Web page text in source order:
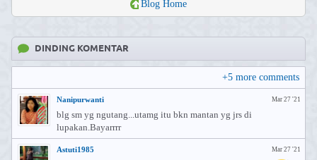
Blog Home
DINDING KOMENTAR
+5 more comments
Mar 27 '21
Nanipurwanti
blg sm yg ngutang...utamg itu bkn mantan yg jrs di
lupakan.Bayarrrr
Mar 27 '21
Astuti1985